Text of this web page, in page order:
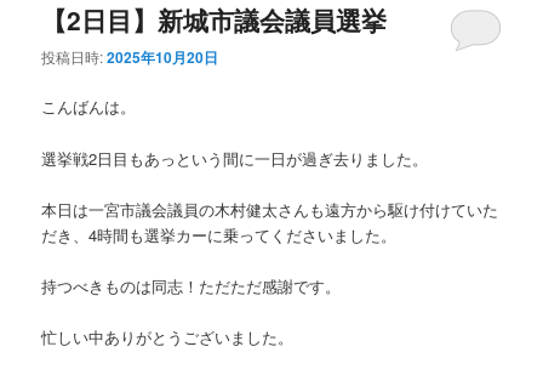
【2日目】新城市議会議員選挙
投稿日時:2025年10月20日
こんばんは。
選挙戦2日目もあっという間に一日が過ぎ去りました。
本日は一宮市議会議員の木村健太さんも遠方から駆け付けていた
だき、4時間も選挙カーに乗ってくださいました。
持つべきものは同志！ただただ感謝です。
忙しい中ありがとうございました。